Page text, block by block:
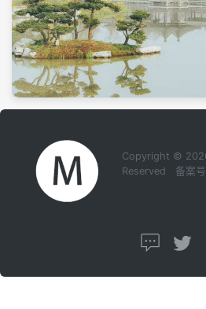
Copyright ©
Reserved 备案号